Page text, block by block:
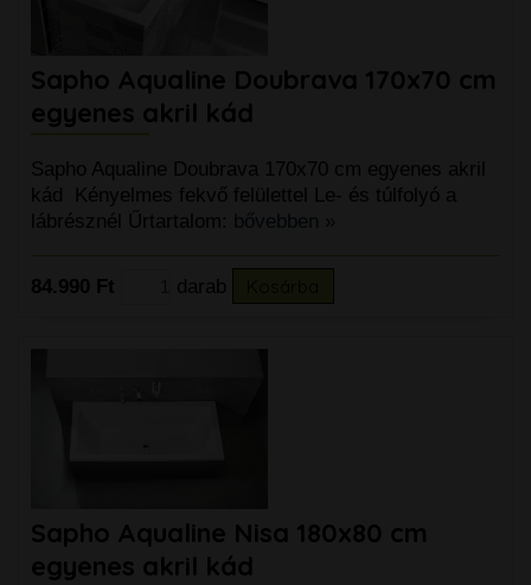
Sapho Aqualine Doubrava 170x70 cm
egyenes akril kád
Sapho Aqualine Doubrava 170x70 cm egyenes akril
kád Kényelmes fekvő felülettel Le- és túlfolyó a
lábrésznél Űrtartalom: bővebben »
84.990 Ft darab
Sapho Aqualine Nisa 180x80 cm
egyenes akril kád